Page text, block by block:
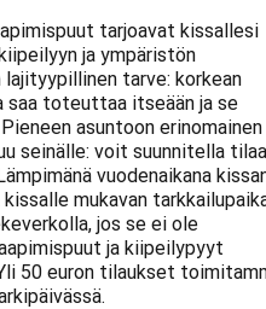
tarjoavat kissallesi
ja ympäristön
tarve: korkean
saa toteuttaa itseään ja se
asuntoon erinomainen
seinälle: voit suunnitella
vuodenaikana
mukavan
jos se ei ole
ja kiipeilypyyt
50 euron tilaukset